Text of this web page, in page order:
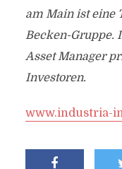
am Main ist eine
Becken-Gruppe.
Asset Manager
Investoren.
www.industria-